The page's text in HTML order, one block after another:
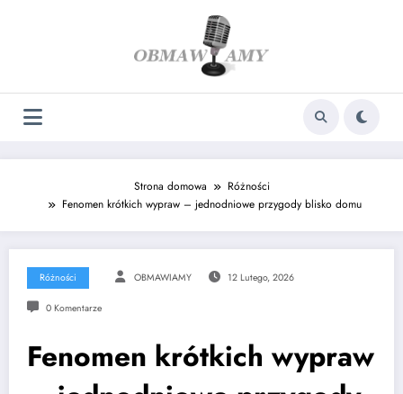
Strona domowa
Różności
Fenomen krótkich wypraw – jednodniowe przygody blisko domu
Różności OBMAWIAMY 12 Lutego, 2026
0 Komentarze
Fenomen krótkich wypraw